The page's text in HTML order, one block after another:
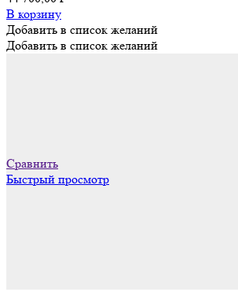
В корзину
Добавить в список желаний
Добавить в список желаний
Сравнить
Быстрый просмотр